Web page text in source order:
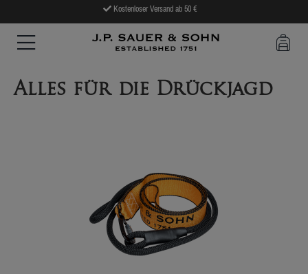
Kostenloser Versand ab 50 €
Alles für die Drückjagd